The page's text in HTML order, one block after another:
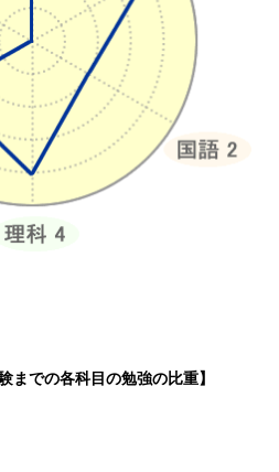
までの各科目の勉強の比重】